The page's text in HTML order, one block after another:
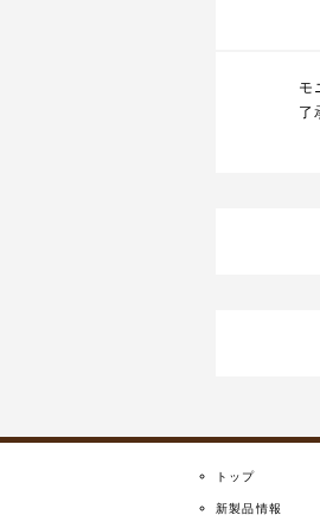
モ
了
トップ
新製品情報